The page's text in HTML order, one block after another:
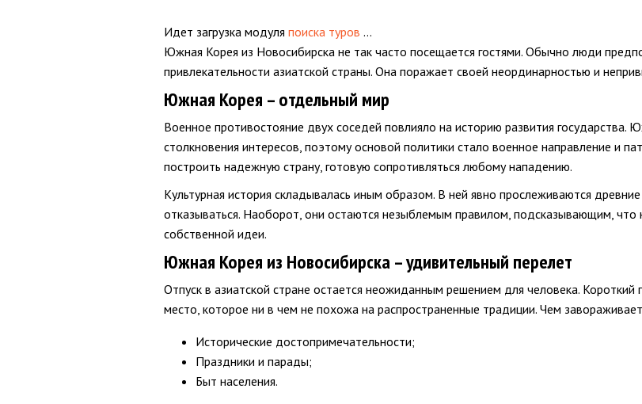
Идет загрузка модуля поиска туров …
Южная Корея из Новосибирска не так часто посещается гостями. Обычно люди
привлекательности азиатской страны. Она поражает своей неординарностью и
Южная Корея – отдельный мир
Военное противостояние двух соседей повлияло на историю развития государства.
столкновения интересов, поэтому основой политики стало военное направление и
построить надежную страну, готовую сопротивляться любому нападению.
Культурная история складывалась иным образом. В ней явно прослеживаются
отказываться. Наоборот, они остаются незыблемым правилом, подсказывающим, что
собственной идеи.
Южная Корея из Новосибирска – удивительный перелет
Отпуск в азиатской стране остается неожиданным решением для человека. Короткий
место, которое ни в чем не похожа на распространенные традиции. Чем
Исторические достопримечательности;
Праздники и парады;
Быт населения.